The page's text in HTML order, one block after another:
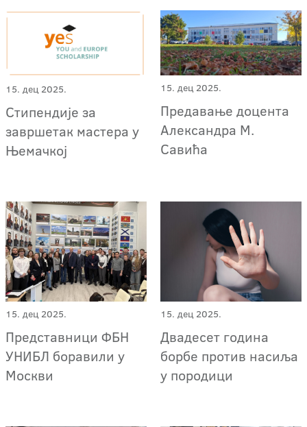
15. дец 2025.
Стипендије за
завршетак мастера у
Њемачкој
15. дец 2025.
Предавање доцента
Александра М.
Савића
15. дец 2025.
Представници ФБН
УНИБЛ боравили у
Москви
15. дец 2025.
Двадесет година
борбе против насиља
у породици